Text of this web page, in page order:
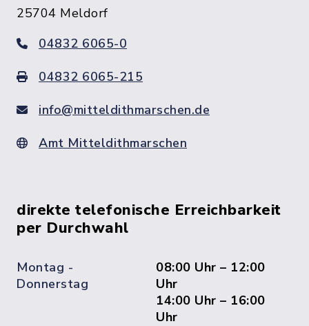
25704 Meldorf
04832 6065-0
04832 6065-215
info@mitteldithmarschen.de
Amt Mitteldithmarschen
direkte telefonische Erreichbarkeit
per Durchwahl
Montag -
Donnerstag
08:00 Uhr – 12:00
Uhr
14:00 Uhr – 16:00
Uhr